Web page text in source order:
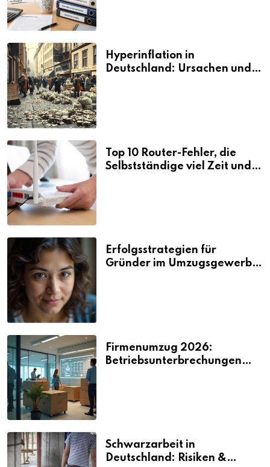
Hyperinflation in
Deutschland: Ursachen und
Top 10 Router-Fehler, die
Selbstständige viel Zeit und
Erfolgsstrategien für
Gründer im Umzugsgewerbe
Firmenumzug 2026:
Betriebsunterbrechungen
Schwarzarbeit in
Deutschland: Risiken &